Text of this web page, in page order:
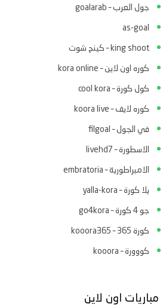
جول العرب – goalarab
as-goal
king shoot – كينج شوت
كوره اون لاين – kora online
كول كورة – cool kora
كوره لايف – koora live
في الجول – filgoal
الاسطورة – livehd7
الامبراطورية – embratoria
يلا كورة – yalla-kora
جو 4 كورة – go4kora
كورة 365 – kooora365
كووورة – kooora
مباريات اون لاين